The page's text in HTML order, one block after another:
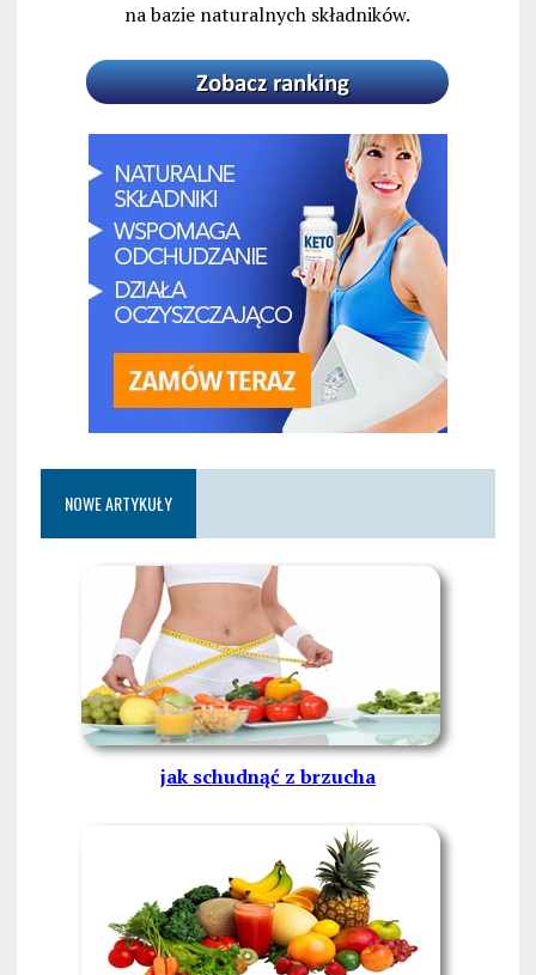
na bazie naturalnych składników.
NOWE ARTYKUŁY
jak schudnąć z brzucha